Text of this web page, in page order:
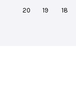
18
19
20